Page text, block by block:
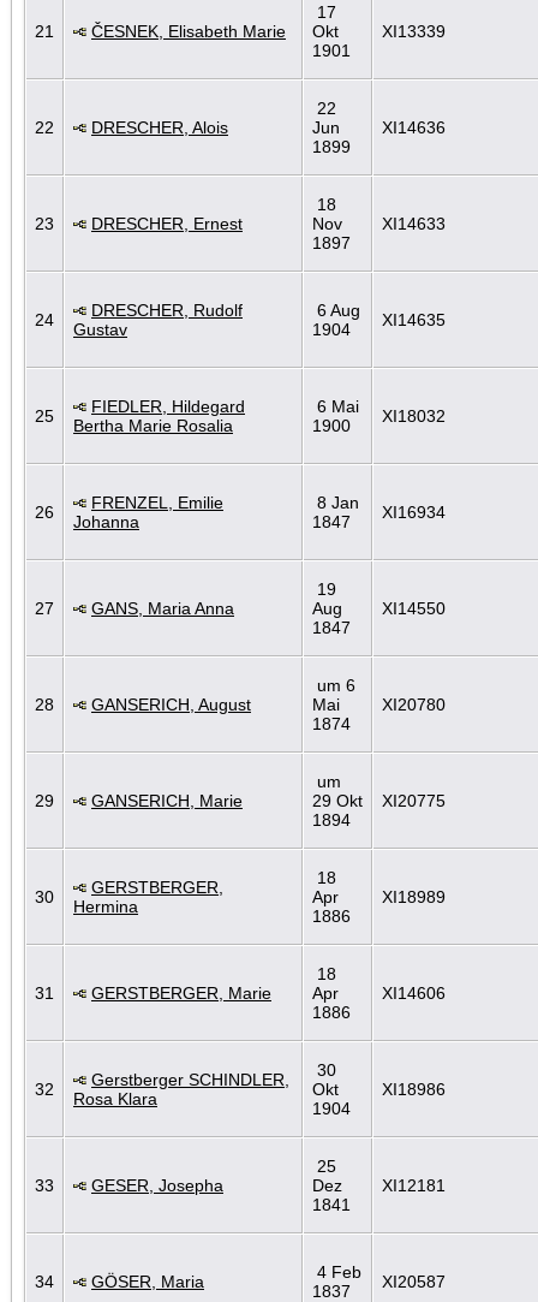
21 ČESNEK, Elisabeth Marie
17
Okt
1901
XI13339
22 DRESCHER, Alois
22
Jun
1899
XI14636
23 DRESCHER, Ernest
18
Nov
1897
XI14633
24
DRESCHER, Rudolf
Gustav
6 Aug
1904
XI14635
25
FIEDLER, Hildegard
Bertha Marie Rosalia
6 Mai
1900
XI18032
26
FRENZEL, Emilie
Johanna
8 Jan
1847
XI16934
27 GANS, Maria Anna
19
Aug
1847
XI14550
28 GANSERICH, August
um 6
Mai
1874
XI20780
29 GANSERICH, Marie
um
29 Okt
1894
XI20775
30
GERSTBERGER,
Hermina
18
Apr
1886
XI18989
31 GERSTBERGER, Marie
18
Apr
1886
XI14606
32
Gerstberger SCHINDLER,
Rosa Klara
30
Okt
1904
XI18986
33 GESER, Josepha
25
Dez
1841
XI12181
34 GÖSER, Maria
4 Feb
1837
XI20587